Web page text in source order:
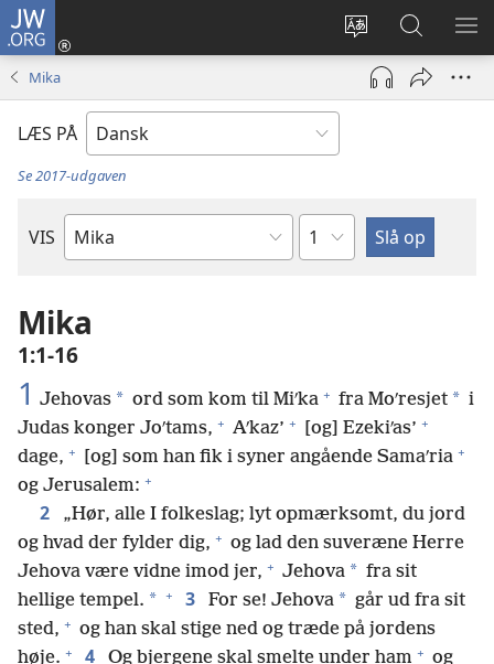
JW.ORG
Vælg
sprog
Log
på
(åbner
vindue)
Søg
på
JW.ORG
VIS
Mika
LÆS PÅ
Se 2017-udgaven
VIS
Bibelbog
Kapitel
Mika
1:1-16
1 Jehovas * ord som kom til Miʹka + fra Moʹresjet * i
Judas konger Joʹtams, + Aʹkaz’ + [og] Ezekiʹas’ +
dage, + [og] som han fik i syner angående Samaʹria +
og Jerusalem: +
2
„Hør, alle I folkeslag; lyt opmærksomt, du jord
og hvad der fylder dig, + og lad den suveræne Herre
Jehova være vidne imod jer, + Jehova * fra sit
hellige tempel. * + 3 For se! Jehova * går ud fra sit
sted, + og han skal stige ned og træde på jordens
høje. + 4 Og bjergene skal smelte under ham + og